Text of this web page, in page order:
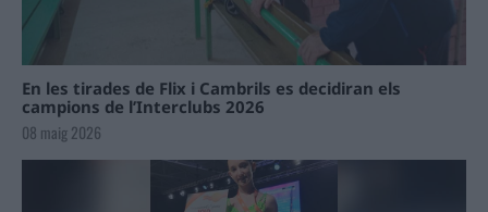
En les tirades de Flix i Cambrils es decidiran els
campions de l’Interclubs 2026
08 maig 2026